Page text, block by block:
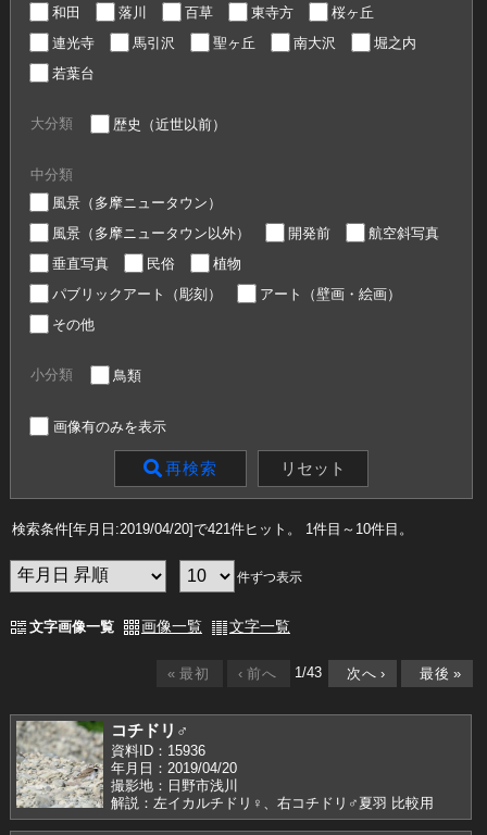
和田
落川 百草 東寺方
桜ヶ丘
連光寺
馬引沢 聖ヶ丘 南大沢
堀之内
若葉台
大分類 歴史（近世以前）
中分類
風景（多摩ニュータウン）
風景（多摩ニュータウン以外）
開発前
航空斜写真
垂直写真
民俗
植物
パブリックアート（彫刻）
アート（壁画・絵画）
その他
小分類 鳥類
画像有のみを表示
再検索 リセット
検索条件[年月日:2019/04/20]で421件ヒット 。 1件目～10件目 。
件ずつ表示
文字画像一覧 画像一覧 文字一覧
« 最初 ‹ 前へ 1/43 次へ › 最後 »
コチドリ♂
資料ID：15936
年月日：2019/04/20
撮影地：日野市浅川
解説：左イカルチドリ♀、右コチドリ♂夏羽 比較用